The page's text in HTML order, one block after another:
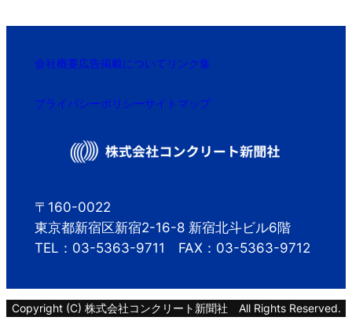
会社概要広告掲載について リンク集
プライバシーポリシーサイトマップ
〒160-0022
東京都新宿区新宿2-16-8 新宿北斗ビル6階
TEL：03-5363-9711 FAX：03-5363-9712
Copyright (C) 株式会社コンクリート新聞社 All Rights Reserved.